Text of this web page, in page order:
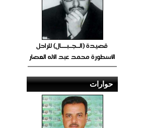
قصيدة (الــجــبــــال) للراحل
الأسطورة محمد عبد الاله العصار
حوارات